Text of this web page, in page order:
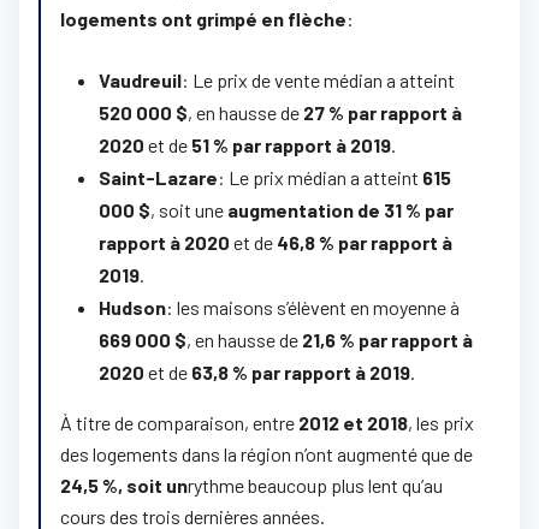
logements ont grimpé en flèche:
Vaudreuil: Le prix de vente médian a atteint
520 000 $, en hausse de 27 % par rapport à
2020 et de 51 % par rapport à 2019
Saint-Lazare: Le prix médian a atteint 615
000 $, soit une augmentation de 31 % par
rapport à 2020 et de 46,8 % par rapport à
2019
Hudson: les maisons s’élèvent en moyenne à
669 000 $, en hausse de 21,6 % par rapport à
2020 et de 63,8 % par rapport à 2019
À titre de comparaison, entre 2012 et 2018, les prix
des logements dans la région n’ont augmenté que de
24,5 %, soit unrythme beaucoup plus lent qu’au
cours des trois dernières années.